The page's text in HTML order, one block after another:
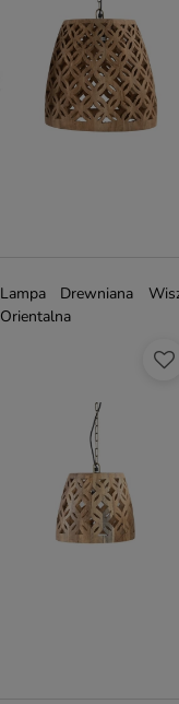
Lampa Drewniana
Orientalna